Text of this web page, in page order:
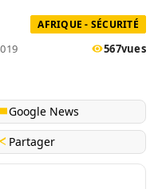
AFRIQUE - SÉCURITÉ
567vues
Google News
Partager